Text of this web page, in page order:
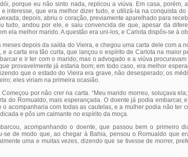
porque eu não sinto nada, replicou a viúva. Em casa, porém,
interesse, que era melhor dizer tudo, e utilizá-la na conquista
depois, abriu o coração, previamente aparelhado para
tudo, andou por ele, e saiu convencida de que, apesar da
ela melhor marido. A questão era uni-los, e Carlota dispôs-se à
meses depois da saída do Vieira, e chegou uma carta dele com a
e a carta era tão curta, que lançou o espírito de Carlota na maior
e ir ter com o marido; mas o advogado e a viúva
provavelmente já estaria bom; em todo caso, era melhor
que o estado do Vieira era grave, não desesperado; os
eles viriam na primeira ocasião.
por não crer na carta. “Meu marido morreu, soluçava
do Romualdo, mais esperançada. O doente já podia embarcar,
acompanharia com todas as cautelas, e a mulher podia não ter
e pôs um calmante no espírito da moça.
acompanhando o doente, que passou bem o primeiro
se de modo que, ao chegar à Bahia, pensou o Romualdo que
uma e muitas vezes, dizendo que se tivesse de morrer,